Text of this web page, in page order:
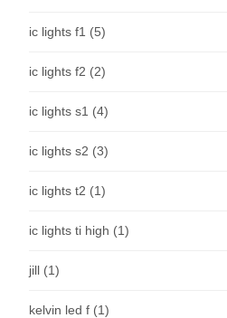
ic lights f1 (5)
ic lights f2 (2)
ic lights s1 (4)
ic lights s2 (3)
ic lights t2 (1)
ic lights ti high (1)
jill (1)
kelvin led f (1)